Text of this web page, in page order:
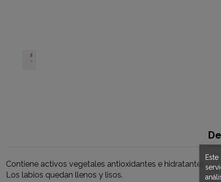
Contiene activos vegetales antioxidantes e hidratantes.
Los labios quedan llenos y lisos.